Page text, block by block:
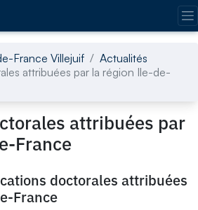
France Villejuif
Actualités
attribuées par la région Ile-de-
attribuées par
France
doctorales attribuées
France